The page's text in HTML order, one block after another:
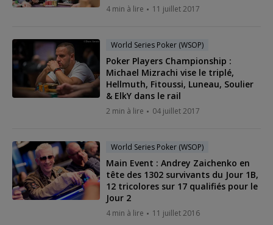
4 min à lire 11 juillet 2017
World Series Poker (WSOP)
Poker Players Championship :
Michael Mizrachi vise le triplé,
Hellmuth, Fitoussi, Luneau, Soulier
& ElkY dans le rail
2 min à lire 04 juillet 2017
World Series Poker (WSOP)
Main Event : Andrey Zaichenko en
tête des 1302 survivants du Jour 1B,
12 tricolores sur 17 qualifiés pour le
Jour 2
4 min à lire 11 juillet 2016